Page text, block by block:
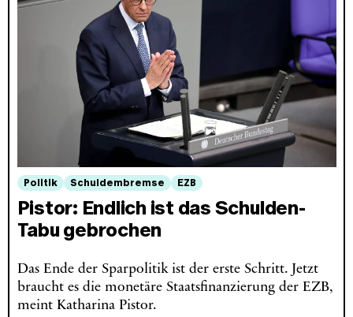
Politik Schuldembremse EZB
Pistor: Endlich ist das Schulden-
Tabu gebrochen
Das Ende der Sparpolitik ist der erste Schritt. Jetzt
braucht es die monetäre Staatsfinanzierung der EZB,
meint Katharina Pistor.